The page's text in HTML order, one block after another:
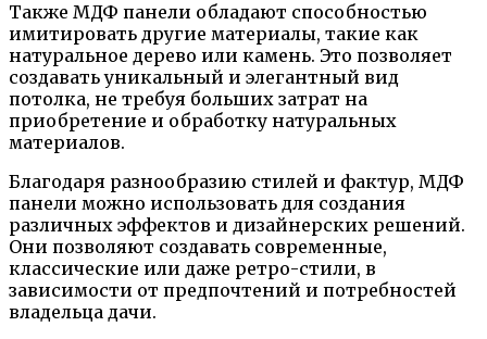
Также МДФ панели обладают способностью
имитировать другие материалы, такие как
натуральное дерево или камень. Это позволяет
создавать уникальный и элегантный вид
потолка, не требуя больших затрат на
приобретение и обработку натуральных
материалов.
Благодаря разнообразию стилей и фактур, МДФ
панели можно использовать для создания
различных эффектов и дизайнерских решений.
Они позволяют создавать современные,
классические или даже ретро-стили, в
зависимости от предпочтений и потребностей
владельца дачи.